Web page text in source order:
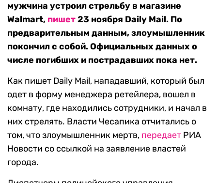
мужчина устроил стрельбу в магазине
Walmart, пишет23 ноября Daily Mail. По
предварительным данным, злоумышленник
покончил с собой. Официальных данных о
числе погибших и пострадавших пока нет.
Как пишет Daily Mail, нападавший, который был
одет в форму менеджера ретейлера, вошел в
комнату, где находились сотрудники, и начал в
них стрелять. Власти Чесапика отчитались о
том, что злоумышленник мертв, передает РИА
Новости со ссылкой на заявление властей
города.